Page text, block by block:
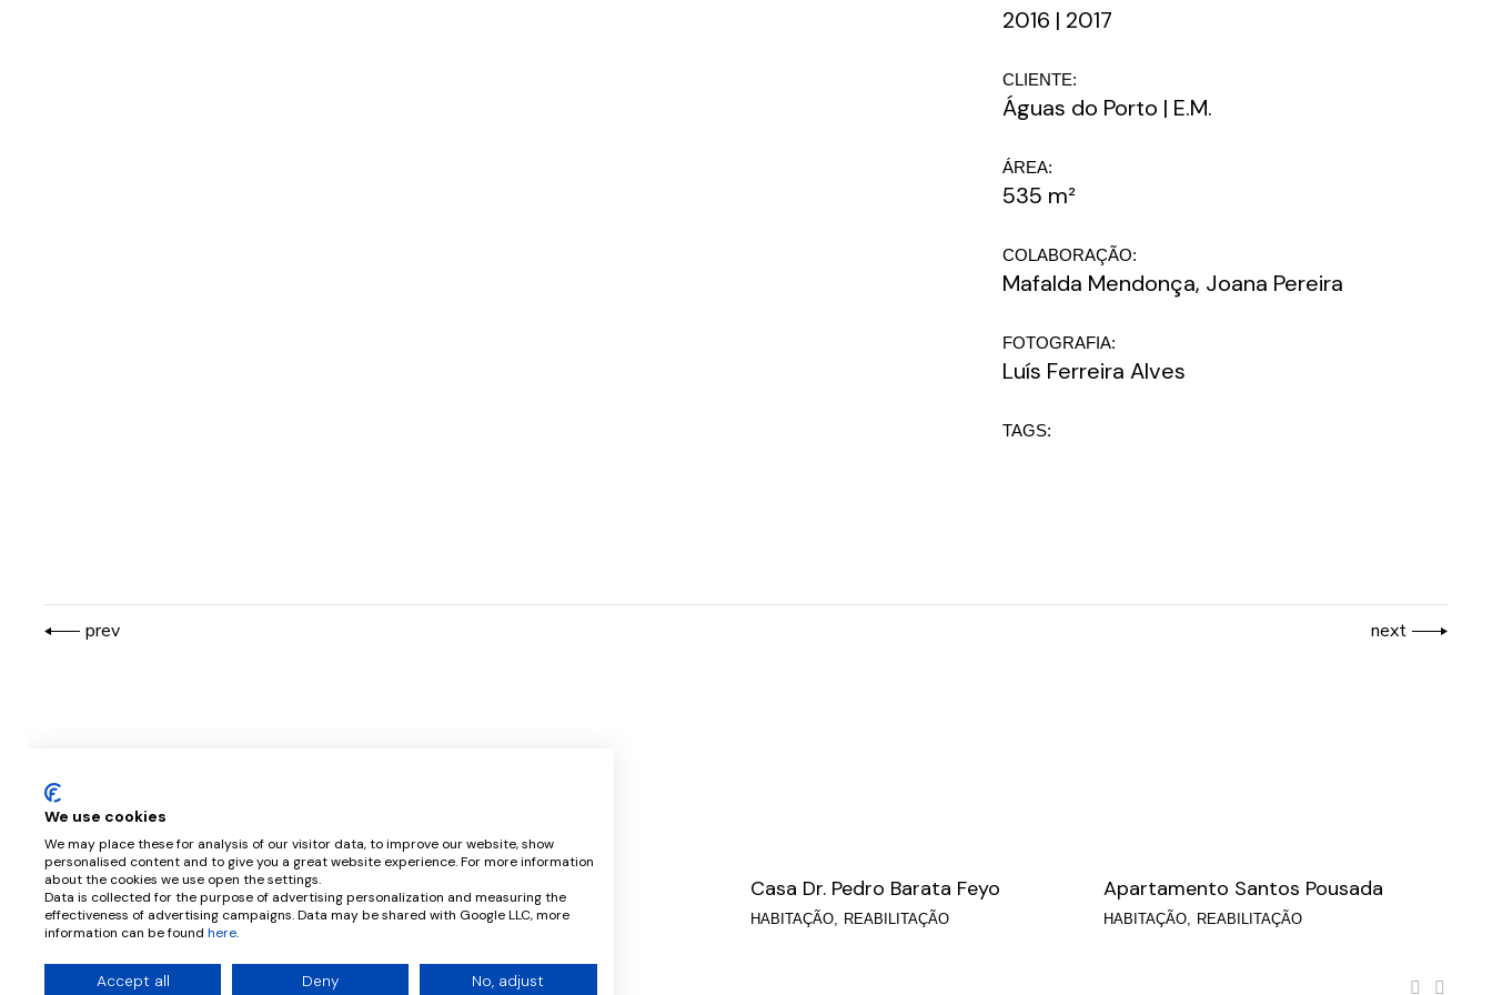
2016 | 2017
CLIENTE:
Águas do Porto | E.M.
ÁREA:
535 m²
COLABORAÇÃO:
Mafalda Mendonça, Joana Pereira
FOTOGRAFIA:
Luís Ferreira Alves
TAGS:
prev next
Casa em Arca d’Água
HABITAÇÃO INTERIORES REABILITAÇÃO
Casa Dr. Helvio Bastos
HABITAÇÃO REABILITAÇÃO
Casa Dr. Pedro Barata Feyo
HABITAÇÃO REABILITAÇÃO
Apartamento Santos Pousada
HABITAÇÃO REABILITAÇÃO
© 2026 CPRATA ARQUITETOS |BY PTCREATIVE
We use cookies
We may place these for analysis of our visitor data, to improve our website, show
personalised content and to give you a great website experience. For more information
about the cookies we use open the settings.
Data is collected for the purpose of advertising personalization and measuring the
effectiveness of advertising campaigns. Data may be shared with Google LLC, more
information can be found here.
Accept all Deny No, adjust